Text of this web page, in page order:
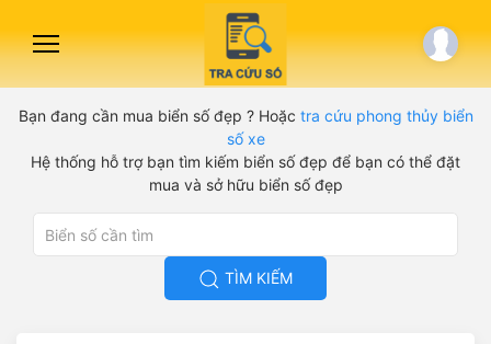
Bạn đang cần mua biển số đẹp ? Hoặc tra cứu phong thủy biển
số xe
Hệ thống hỗ trợ bạn tìm kiếm biển số đẹp để bạn có thể đặt
mua và sở hữu biển số đẹp
TÌM KIẾM